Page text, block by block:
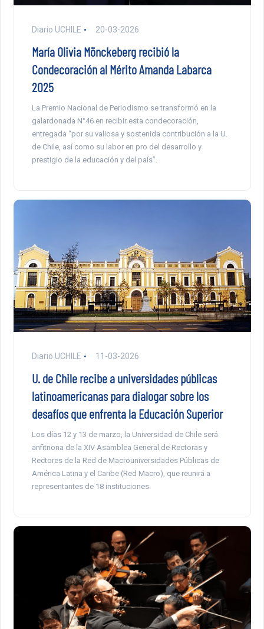
Diario UCHILE 20-03-2026
María Olivia Mönckeberg recibió la
Condecoración al Mérito Amanda Labarca
2025
La Premio Nacional de Periodismo se transformó en la
galardonada N°46 en recibir esta condecoración,
entregada “por su valiosa y sostenida contribución a la U.
de Chile, así como su labor en pro del desarrollo y
prestigio de la educación y del país”.
Diario UCHILE 11-03-2026
U. de Chile recibe a universidades públicas
latinoamericanas para dialogar sobre los
desafíos que enfrenta la Educación Superior
Los días 12 y 13 de marzo, la Universidad de Chile será
anfitriona de la XIV Asamblea General de Rectoras y
Rectores de la Red de Macrouniversidades Públicas de
América Latina y el Caribe (Red Macro), que reunirá a
representantes de 18 instituciones.